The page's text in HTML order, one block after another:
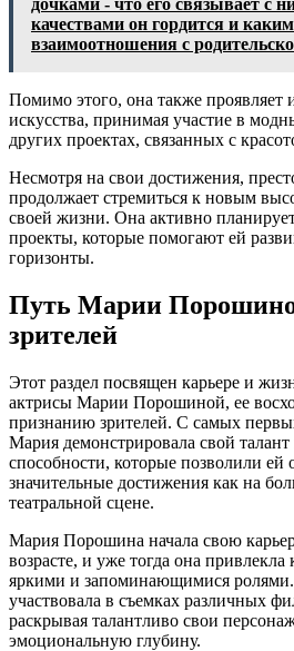
дочками - что его связывает с
качествами он гордится и
взаимоотношения с
Помимо этого, она также проявляет
искусства, принимая участие в
других проектах, связанных с
Несмотря на свои достижения,
продолжает стремиться к новым
своей жизни. Она активно
проекты, которые помогают ей
горизонты.
Путь Марии
зрителей
Этот раздел посвящен карьере и
актрисы Марии Порошиной, ее
признанию зрителей. С самых
Мария демонстрировала свой
способности, которые позволили ей
значительные достижения как на
театральной сцене.
Мария Порошина начала свою
возрасте, и уже тогда она
яркими и запоминающимися
участвовала в съемках различных
раскрывая талантливо свои
эмоциональную глубину.